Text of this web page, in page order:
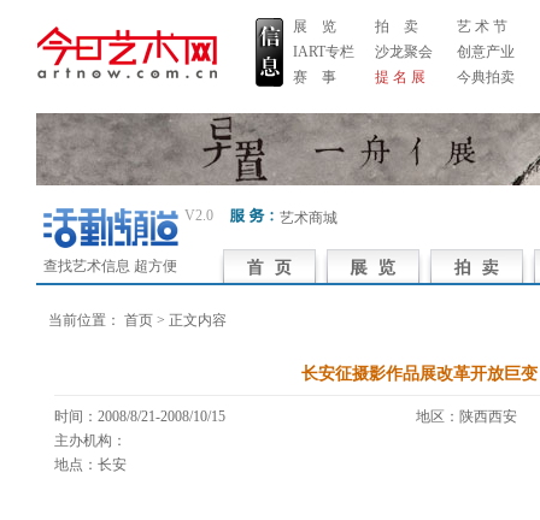
展 览
IART专栏
赛 事
拍 卖
沙龙聚会
提 名 展
艺 术 节
创意产业
今典拍卖
查找艺术信息 超方便
V2.0 艺术商城
当前位置： 首页 > 正文内容
长安征摄影作品展改革开放巨变
时间：2008/8/21-2008/10/15
地区：陕西西
主办机构：
地点：长安